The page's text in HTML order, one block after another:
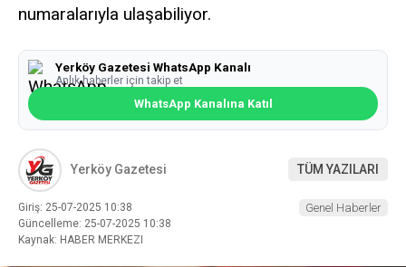
numaralarıyla ulaşabiliyor.
Yerköy Gazetesi WhatsApp Kanalı
Anlık haberler için takip et
WhatsApp Kanalına Katıl
Yerköy Gazetesi TÜM YAZILARI
Giriş: 25-07-2025 10:38
Güncelleme: 25-07-2025 10:38
Kaynak: HABER MERKEZI
Genel Haberler